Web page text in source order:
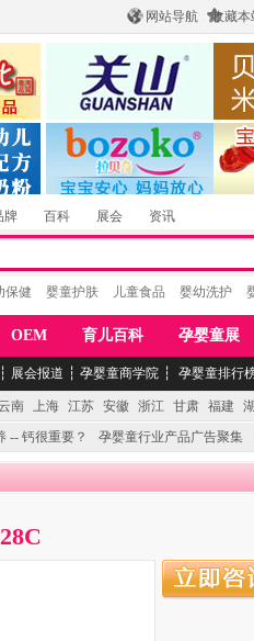
网站导航 收藏本
司
公司
陕西关山乳业有限公司
香港欧嘻高婴童用品公司
牌 百科 展会 资讯
保健 婴童护肤 儿童食品 婴幼洗护
OEM 育儿百科 孕婴童展
┆ 展会报道 ┆ 孕婴童商学院 ┆ 孕婴童排行
南 上海 江苏 安徽 浙江 甘肃 福建
-- 钙很重要？ 孕婴童行业产品广告聚集